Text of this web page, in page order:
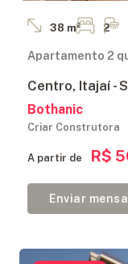
38 m² 2
Apartamento 2
Centro, Itajaí -
Bothanic
Criar Construtora
A partir de R$
Enviar